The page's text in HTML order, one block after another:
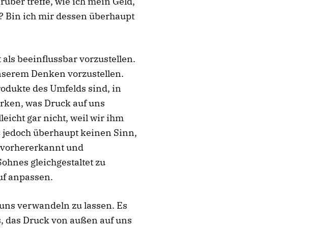
Bin ich mir dessen überhaupt
beeinflussbar vorzustellen.
Denken vorzustellen.
des Umfelds sind, in
was Druck auf uns
gar nicht, weil wir ihm
überhaupt keinen Sinn,
vorhererkannt und
gleichgestaltet zu
anpassen.
verwandeln zu lassen. Es
Druck von außen auf uns